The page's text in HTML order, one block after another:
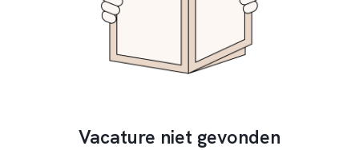
Vacature niet gevonden